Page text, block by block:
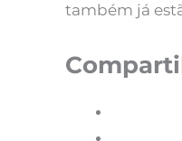
também já